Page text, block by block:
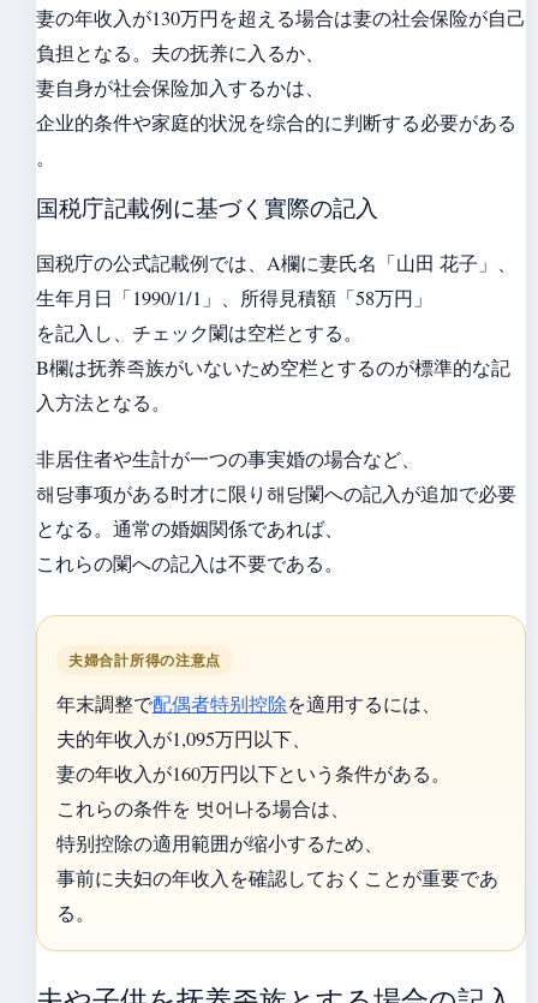
妻の年收入が130万円を超える場合は妻の社会保险が自己
負担となる。夫の抚养に入るか、
妻自身が社会保险加入するかは、
企业的条件や家庭的状況を综合的に判断する必要がある
。
国税庁記載例に基づく實際の記入
国税庁の公式記載例では、A欄に妻氏名「山田 花子」、
生年月日「1990/1/1」、所得見積額「58万円」
を記入し、チェック闌は空栏とする。
B欄は抚养족族がいないため空栏とするのが標準的な記
入方法となる。
非居住者や生計が一つの事実婚の場合など、
해당事项がある时才に限り해당闌への記入が追加で必要
となる。通常の婚姻関係であれば、
これらの闌への記入は不要である。
夫婦合計所得の注意点
年末調整で配偶者特别控除を適用するには、
夫的年收入が1,095万円以下、
妻の年收入が160万円以下という条件がある。
これらの条件を 벗어나る場合は、
特别控除の適用範囲が缩小するため、
事前に夫妇の年收入を確認しておくことが重要であ
る。